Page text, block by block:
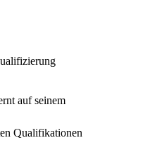
auf seinem
Qualifikationen